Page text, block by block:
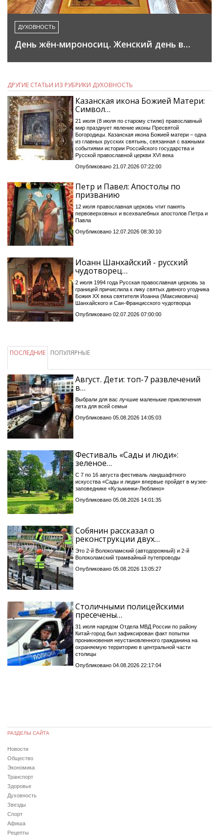
ДУХОВНОСТЬ
День жён-мироносиц. Женский день в…
ДРУГИЕ СТАТЬИ ИЗ РУБРИКИ ДУХОВНОСТЬ
Казанская икона Божией Матери:
Символ…
21 июля (8 июля по старому стилю) православный
мир празднует явление иконы Пресвятой
Богородицы. Казанская икона Божией матери – одна
из главных русских святынь, связанная с важными
событиями истории Российского государства и
Русской православной церкви XVI века
Опубликовано 21.07.2026 07:22:00
Петр и Павел: Апостолы по
призванию
12 июля православная церковь чтит память
первоверховных и всехвалебных апостолов Петра и
Павла
Опубликовано 12.07.2026 08:30:10
Иоанн Шанхайский - русский
чудотворец…
2 июля 1994 года Русская православная церковь за
границей причислила к лику святых дивного угодника
Божия XX века святителя Иоанна (Максимовича)
Шанхайского и Сан-Францисского чудотворца
Опубликовано 02.07.2026 07:00:00
ПОСЛЕДНИЕ ПОПУЛЯРНЫЕ
Август. Дети: топ-7 развлечений
в…
Выбрали для вас лучшие маленькие приключения
лета для всей семьи
Опубликовано 05.08.2026 14:05:03
Фестиваль «Сады и люди»:
зеленое…
С 7 по 16 августа фестиваль ландшафтного
искусства «Сады и люди» впервые пройдет в музее-
заповеднике «Кузьминки-Люблино»
Опубликовано 05.08.2026 14:01:35
Собянин рассказал о
реконструкции двух…
Это 2-й Волоколамский (автодорожный) и 2-й
Волоколамский трамвайный путепроводы
Опубликовано 05.08.2026 13:05:27
Столичными полицейскими
пресечены…
31 июля нарядом Отдела МВД России по району
Китай-город был зафиксирован факт попытки
проникновения неустановленного гражданина на
охраняемую территорию в центральной части
столицы
Опубликовано 04.08.2026 22:17:04
РАЗДЕЛЫ САЙТА
Новости
Общество
Экономика
Транспорт
Здоровье
Духовность
Звезды
Спорт
Афиша
Рецепты